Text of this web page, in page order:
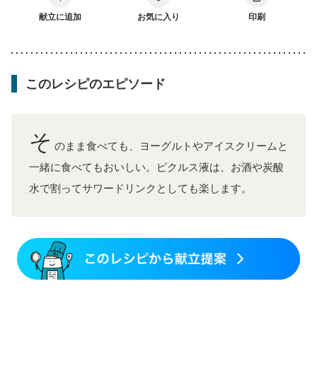
献立に追加 お気に入り 印刷
このレシピのエピソード
そ のまま食べても、ヨーグルトやアイスクリームと
一緒に食べてもおいしい。ピクルス液は、お酒や炭酸
水で割ってサワードリンクとしても楽します。